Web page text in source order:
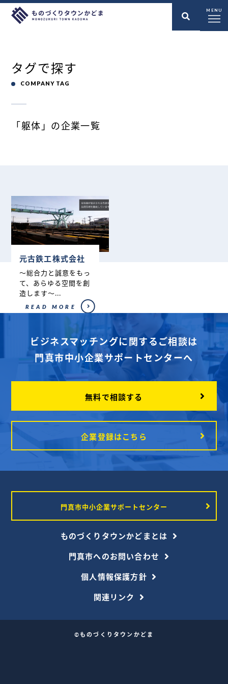
MENU
タグで探す
COMPANY TAG
「躯体」の企業一覧
元古鉄工株式会社
～総合力と誠意をもっ
て、あらゆる空間を創
造します～...
READ MORE
ビジネスマッチングに関するご相談は
門真市中小企業サポートセンターへ
無料で相談する
企業登録はこちら
門真市中小企業サポートセンター
ものづくりタウンかどまとは
門真市へのお問い合わせ
個人情報保護方針
関連リンク
©ものづくりタウンかどま